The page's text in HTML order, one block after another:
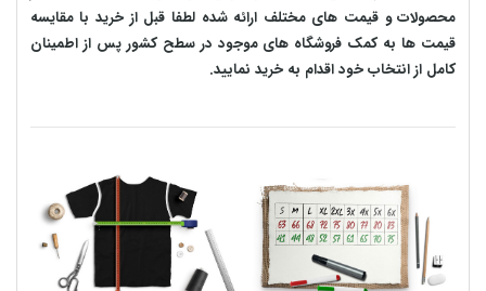
محصولات و قیمت های مختلف ارائه شده لطفا قبل از خرید با مقایسه
قیمت ها به کمک فروشگاه های موجود در سطح کشور پس از اطمینان
کامل از انتخاب خود اقدام به خرید نمایید.